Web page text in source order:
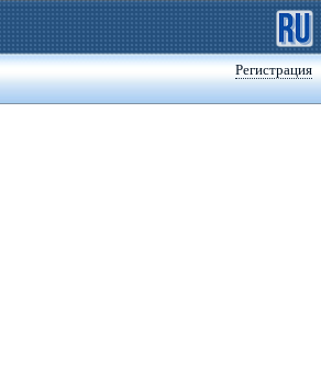
Регистрация